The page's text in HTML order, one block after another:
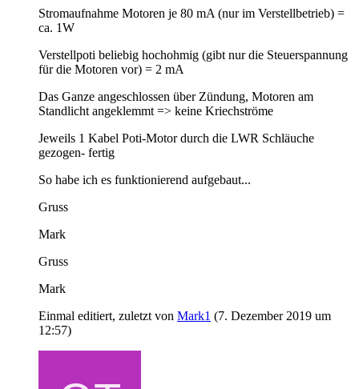
Stromaufnahme Motoren je 80 mA (nur im Verstellbetrieb) =
ca. 1W
Verstellpoti beliebig hochohmig (gibt nur die Steuerspannung
für die Motoren vor) = 2 mA
Das Ganze angeschlossen über Zündung, Motoren am
Standlicht angeklemmt => keine Kriechströme
Jeweils 1 Kabel Poti-Motor durch die LWR Schläuche
gezogen- fertig
So habe ich es funktionierend aufgebaut...
Gruss
Mark
Gruss
Mark
Einmal editiert, zuletzt von Mark1 (7. Dezember 2019 um
12:57)